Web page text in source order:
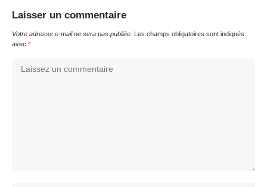
Laisser un commentaire
Votre adresse e-mail ne sera pas publiée. Les champs obligatoires sont indiqués
avec *